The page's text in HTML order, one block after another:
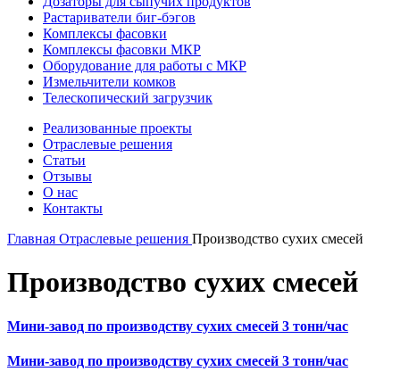
Растариватели биг-бэгов
Комплексы фасовки
Комплексы фасовки МКР
Оборудование для работы с МКР
Измельчители комков
Телескопический загрузчик
Реализованные проекты
Отраслевые решения
Статьи
Отзывы
О нас
Контакты
Главная Отраслевые решения Производство сухих смесей
Производство сухих смесей
Мини-завод по производству сухих смесей 3 тонн/час
Мини-завод по производству сухих смесей 3 тонн/час